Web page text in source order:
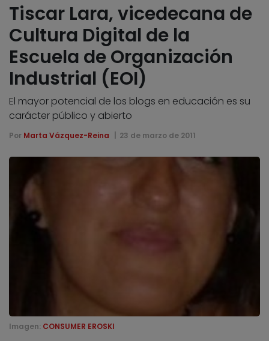
Tiscar Lara, vicedecana de
Cultura Digital de la
Escuela de Organización
Industrial (EOI)
El mayor potencial de los blogs en educación es su
carácter público y abierto
Por Marta Vázquez-Reina 23 de marzo de 2011
Imagen: CONSUMER EROSKI